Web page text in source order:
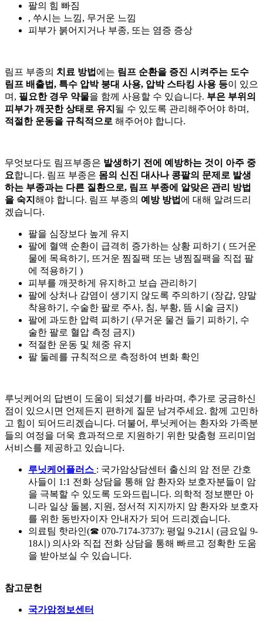
팔의 힘 빠짐
, 쑤시는 느낌, 무거운 느낌
피부가 붉어지거나 부종, 또는 염증 증상
림프 부종의 치료 방법 에는 림프 순환을 증진 시켜주는 도수
림프 배출법, 특수 압박 붕대 사용, 압박 스타킹 사용 등이 있으
며, 필요한 경우 약물을 함께 사용할 수 있습니다. 부은 부위의
피부가 깨끗한 상태로 유지 될 수 있도록 관리해주어야 하며,
적절한 운동을 규칙적으로 해주어야 합니다.
무엇보다도 림프부종은 발생하기 전에 예방하는 것이 아주 중
요합니다. 림프 부종은 몸의 신진 대사나 콩팥의 문제로 발생
하는 부종과는 다른 질환으로, 림프 부종에 알맞은 관리 방법
을 숙지 해야 합니다. 림프 부종의 예방 방법 에 대해 알려드리
겠습니다.
팔을 심장보다 높게 유지
팔에 혈액 순환이 급격히 증가하는 상황 피하기 ( 뜨거운
물에 목욕하기, 뜨거운 찜질팩 또는 냉찜질팩을 직접 팔
에 적용하기 )
피부를 깨끗하게 유지하고 보습 관리하기
팔에 상처나 감염이 생기지 않도록 주의하기 (장갑, 양말
착용하기, 수술한 팔로 주사, 침, 부황, 뜸 시술 금지)
팔에 과도한 압력 피하기 (무거운 물건 들기 피하기, 수
술한 팔로 혈압 측정 금지)
적절한 운동 및 체중 유지
팔 둘레를 규칙적으로 측정하여 변화 확인
루닛케어의 답변이 도움이 되셨기를 바라며, 추가로 궁금하신
점이 있으시면 언제든지 편하게 질문 남겨주세요. 함께 고민하
고 힘이 되어드리겠습니다. 더불어, 루닛케어는 환자와 가족분
들의 여정을 더욱 효과적으로 지원하기 위한 맞춤형 프리미엄
서비스를 제공하고 있습니다.
루닛케어플러스 : 국가암상담센터 출신의 암 전문 간호
사들이 1:1 전화 상담을 통해 암 환자와 보호자분들이 암
을 극복할 수 있도록 도와드립니다. 의학적 정보뿐만 아
니라 일상 돌봄, 지원, 정서적 지지까지 암 환자와 보호자
를 위한 동반자이자 안내자가 되어 드리겠습니다.
의료팀 핫라인(☎ 070-7174-3737): 평일 9-21시 (금요일 9-
18시) 의사와 직접 전화 상담을 통해 빠르고 정확한 도움
을 받아보실 수 있습니다.
참고문헌
국가암정보센터